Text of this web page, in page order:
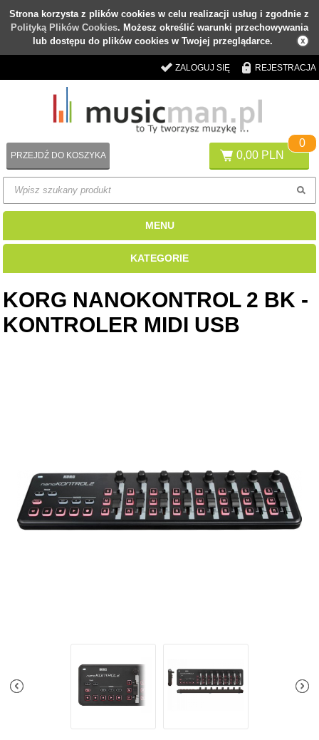
Strona korzysta z plików cookies w celu realizacji usług i zgodnie z
Polityką Plików Cookies. Możesz określić warunki przechowywania
lub dostępu do plików cookies w Twojej przeglądarce.
ZALOGUJ SIĘ REJESTRACJA
0,00 PLN
0
PRZEJDŹ DO KOSZYKA
MENU
KATEGORIE
KORG NANOKONTROL 2 BK -
KONTROLER MIDI USB